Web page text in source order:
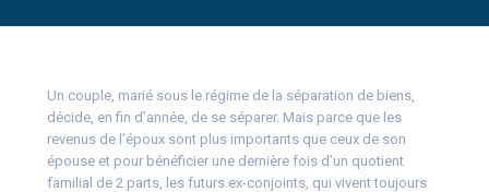
Un couple, marié sous le régime de la séparation de biens,
décide, en fin d’année, de se séparer. Mais parce que les
revenus de l’époux sont plus importants que ceux de son
épouse et pour bénéficier une dernière fois d’un quotient
familial de 2 parts, les futurs ex-conjoints, qui vivent toujours